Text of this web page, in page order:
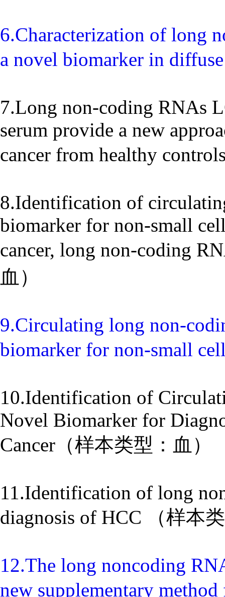
6.Characterization of long
a novel biomarker in
7.Long non-coding RNAs
serum provide a new
cancer from healthy
8.Identification of
biomarker for non-small
cancer, long non-coding
血）
9.Circulating long non-
biomarker for non-small
10.Identification of
Novel Biomarker for
Cancer（样本类型：血）
11.Identification of long
diagnosis of HCC （样本
12.The long noncoding
new supplementary